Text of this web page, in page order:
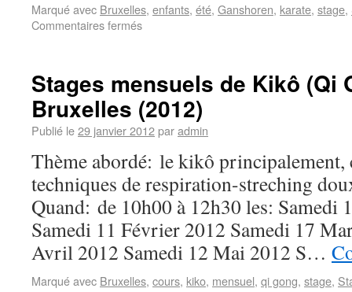
Marqué avec Bruxelles, enfants, été, Ganshoren, karate, stage,
Commentaires fermés
Stages mensuels de Kikô (Qi
Bruxelles (2012)
Publié le29 janvier 2012paradmin
Thème abordé: le kikô principalement,
techniques de respiration-streching
Quand: de 10h00 à 12h30 les: Samedi
Samedi 11 Février 2012 Samedi 17
Avril 2012 Samedi 12 Mai 2012 S…
Marqué avec Bruxelles, cours, kiko, mensuel, qi gong, stage,